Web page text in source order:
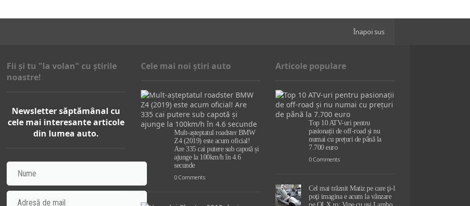
Înapoi sus
Fii şi tu "la volan" cu ştirile
noastre!
Newsletter săptămânal cu
cele mai interesante articole
din lumea auto.
Cele mai noi știri auto
Mult-așteptatul roadster BMW
Z4 (2019) este acum oficial!
Are 335 cai putere sub capotă și
ajunge la 100km/h în 4.6
secunde
0 Comments
Articole populare
Top 10 ATV-uri pentru
pasionații de off-road și nu
numai cu prețuri de până la
7.700 euro
0 Comments
Cel mai trăznit Matiz pe care ţi-l
poţi imagina e acum la vânzare